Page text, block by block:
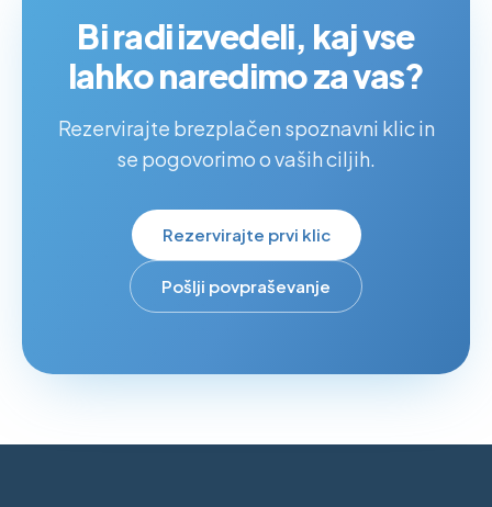
Bi radi izvedeli, kaj vse
lahko naredimo za vas?
Rezervirajte brezplačen spoznavni klic in
se pogovorimo o vaših ciljih.
Rezervirajte prvi klic
Pošlji povpraševanje